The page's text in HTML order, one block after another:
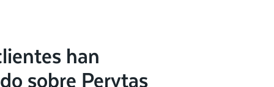
han
sobre Perytas